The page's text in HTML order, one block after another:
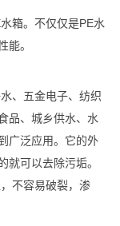
箱。不仅仅是PE水
能。
、五金电子、纺织
品、城乡供水、水
广泛应用。它的外
就可以去除污垢。
不容易破裂，渗